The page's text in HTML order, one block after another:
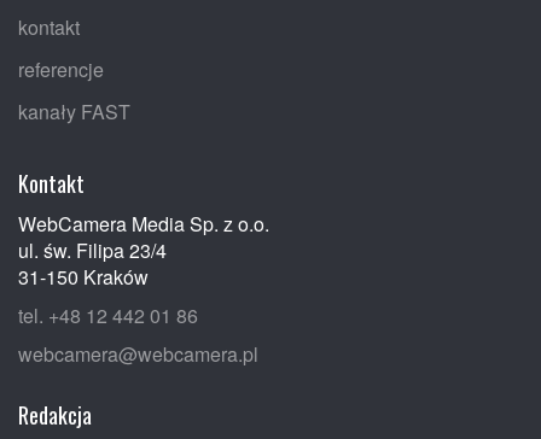
kontakt
referencje
kanały FAST
Kontakt
WebCamera Media Sp. z o.o.
ul. św. Filipa 23/4
31-150 Kraków
tel. +48 12 442 01 86
webcamera@webcamera.pl
Redakcja